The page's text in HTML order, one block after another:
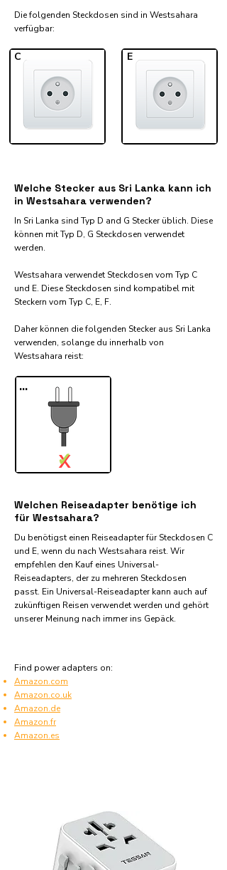
Die folgenden Steckdosen sind in Westsahara
verfügbar:​
C E
Welche Stecker aus Sri Lanka kann ich
in Westsahara verwenden?
In Sri Lanka sind Typ D and G Stecker üblich. Diese
können mit Typ D, G Steckdosen verwendet
werden.
Westsahara verwendet Steckdosen vom Typ C
und E. Diese Steckdosen sind kompatibel mit
Steckern vom Typ C, E, F.
Daher können die folgenden Stecker aus Sri Lanka
verwenden, solange du innerhalb von
Westsahara reist:​
...
X
✓
Welchen Reiseadapter benötige ich
für Westsahara?
Du benötigst einen Reiseadapter für Steckdosen C
und E, wenn du nach Westsahara reist. Wir
empfehlen den Kauf eines Universal-
Reiseadapters, der zu mehreren Steckdosen
passt. Ein Universal-Reiseadapter kann auch auf
zukünftigen Reisen verwendet werden und gehört
unserer Meinung nach immer ins Gepäck.
Find power adapters on:
Amazon.com
Amazon.co.uk
Amazon.de
Amazon.fr
Amazon.es